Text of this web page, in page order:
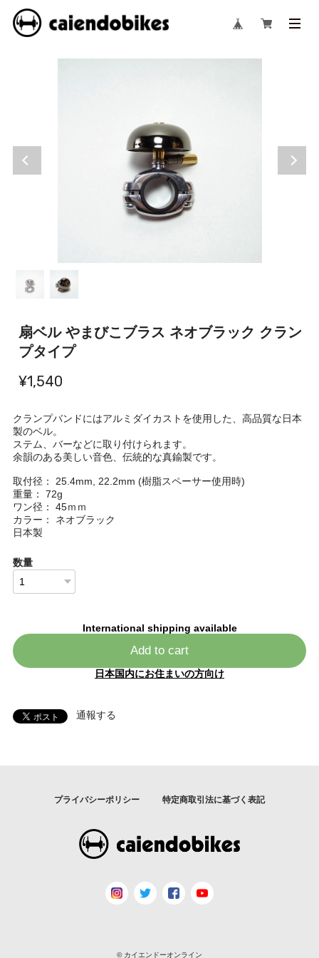
扇ベル やまびこブラス ネオブラック クラン
プタイプ
¥1,540
クランプバンドにはアルミダイカストを使用した、高品質な日本
製のベル。
ステム、バーなどに取り付けられます。
余韻のある美しい音色、伝統的な真鍮製です。
取付径： 25.4mm, 22.2mm (樹脂スペーサー使用時)
重量： 72g
ワン径： 45ｍｍ
カラー： ネオブラック
日本製
数量
International shipping available
Add to cart
日本国内にお住まいの方向け
通報する
プライバシーポリシー 特定商取引法に基づく表記
© カイエンドーオンライン